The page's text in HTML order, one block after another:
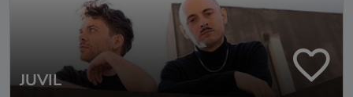
JUVIL